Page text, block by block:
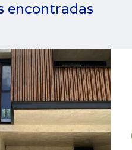
encontradas